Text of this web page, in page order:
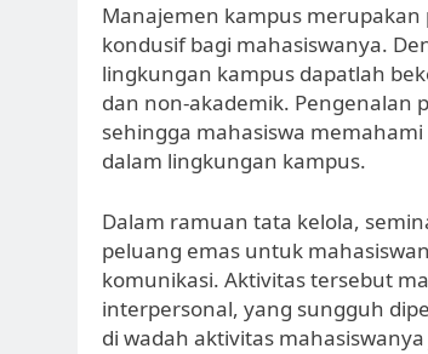
Manajemen kampus
kondusif bagi mahasiswanya.
lingkungan kampus dapatlah
dan non-akademik. Pengenalan
sehingga mahasiswa
dalam lingkungan kampus.
Dalam ramuan tata kelola,
peluang emas untuk
komunikasi. Aktivitas tersebut
interpersonal, yang sungguh
di wadah aktivitas